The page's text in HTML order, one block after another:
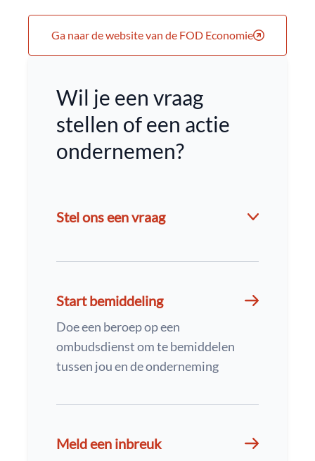
Ga naar de website van de FOD Economie
Wil je een vraag
stellen of een actie
ondernemen?
Stel ons een vraag
Start bemiddeling
Doe een beroep op een
ombudsdienst om te bemiddelen
tussen jou en de onderneming
Meld een inbreuk